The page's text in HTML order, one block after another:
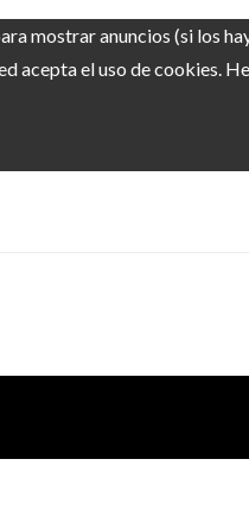
mostrar anuncios (si los
acepta el uso de cookies.